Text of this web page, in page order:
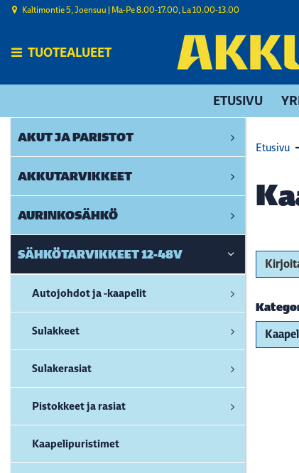
Siirry pääsisältöön
Kaltimontie 5, Joensuu | ​Ma-Pe 8.00-17.00, La 10.00-13.00
TUOTEALUEET
ETUSIVU
AKUT JA PARISTOT
AKKUTARVIKKEET
AURINKOSÄHKÖ
SÄHKÖTARVIKKEET 12-48V
Autojohdot ja -kaapelit
Sulakkeet
Sulakerasiat
Pistokkeet ja rasiat
Kaapelipuristimet
Etusivu
Kirjoita